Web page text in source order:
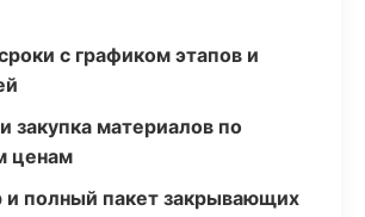
с графиком этапов и
закупка материалов по
ценам
и полный пакет закрывающих